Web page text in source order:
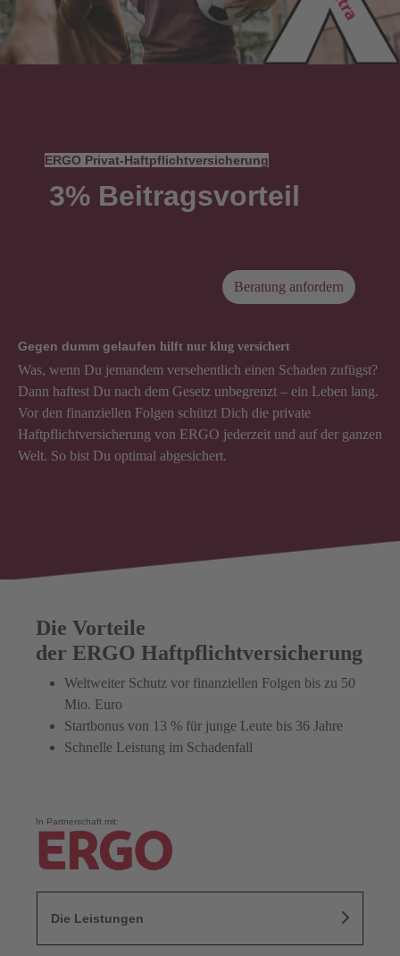
ERGO Privat-Haftpflichtversicherung
3% Beitragsvorteil
Beratung anfordern
Gegen dumm gelaufen hilft nur klug versichert
Was, wenn Du jemandem versehentlich einen Schaden zufügst?
Dann haftest Du nach dem Gesetz unbegrenzt – ein Leben lang.
Vor den finanziellen Folgen schützt Dich die private
Haftpflichtversicherung von ERGO jederzeit und auf der ganzen
Welt. So bist Du optimal abgesichert.
Die Vorteile
der ERGO Haftpflichtversicherung
Weltweiter Schutz vor finanziellen Folgen bis zu 50
Mio. Euro
Startbonus von 13 % für junge Leute bis 36 Jahre
Schnelle Leistung im Schadenfall
In Partnerschaft mit:
Die Leistungen